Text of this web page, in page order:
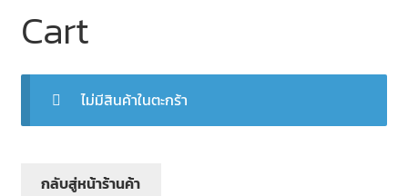
Checkout
Confirm Payment
My account
Sample Page
Cart
ไม่มีสินค้าในตะกร้า
กลับสู่หน้าร้านค้า